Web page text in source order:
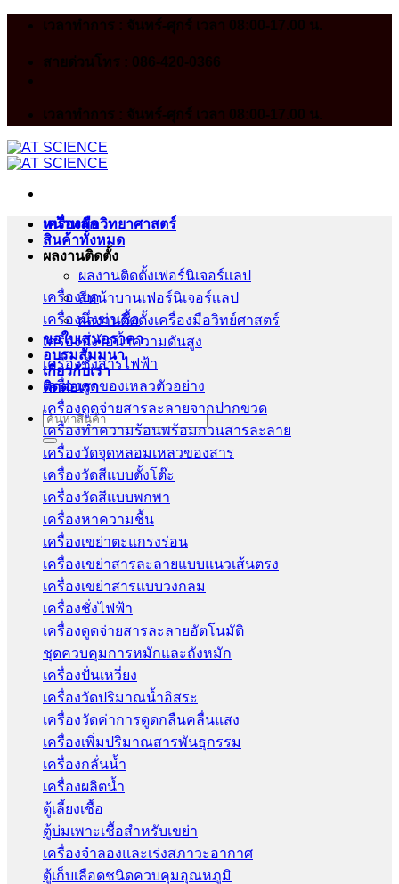
Skip
เวลาทำการ : จันทร์-ศุกร์ เวลา 08:00-17.00 น.
สายด่วนโทร : 086-420-0366
เวลาทำการ : จันทร์-ศุกร์ เวลา 08:00-17.00 น.
หน้าหลัก
สินค้าทั้งหมด
ผลงานติดตั้ง
ผลงานติดตั้งเฟอร์นิเจอร์เเลป
สีหน้าบานเฟอร์นิเจอร์เเลป
ผลงานติดตั้งเครื่องมือวิทย์ศาสตร์
ขอใบเสนอราคา
อบรมสัมมนา
เกี่ยวกับเรา
ติดต่อเรา
Search
for:
เครื่องมือวิทยาศาสตร์
เครื่องบด
เครื่องนึ่งฆ่าเชื้อ
เครื่องนึ่งไอน้ำความดันสูง
เครื่องชั่งสารไฟฟ้า
เครื่องดูดของเหลวตัวอย่าง
เครื่องดูดจ่ายสารละลายจากปากขวด
เครื่องทำความร้อนพร้อมกวนสารละลาย
เครื่องวัดจุดหลอมเหลวของสาร
เครื่องวัดสีแบบตั้งโต๊ะ
เครื่องวัดสีแบบพกพา
เครื่องหาความชื้น
เครื่องเขย่าตะแกรงร่อน
เครื่องเขย่าสารละลายแบบแนวเส้นตรง
เครื่องเขย่าสารแบบวงกลม
เครื่องชั่งไฟฟ้า
เครื่องดูดจ่ายสารละลายอัตโนมัติ
ชุดควบคุมการหมักและถังหมัก
เครื่องปั่นเหวี่ยง
เครื่องวัดปริมาณน้ำอิสระ
เครื่องวัดค่าการดูดกลืนคลื่นแสง
เครื่องเพิ่มปริมาณสารพันธุกรรม
เครื่องกลั่นน้ำ
เครื่องผลิตน้ำ
ตู้เลี้ยงเชื้อ
ตู้บ่มเพาะเชื้อสำหรับเขย่า
เครื่องจำลองและเร่งสภาวะอากาศ
ตู้เก็บเลือดชนิดควบคุมอุณหภูมิ